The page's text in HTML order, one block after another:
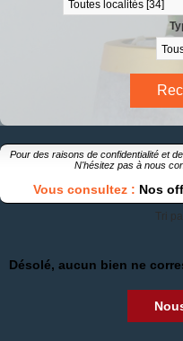
Pour des raisons de confidentialité et
N'hésitez pas à nous
Vous consultez : Nos
Tri
Désolé, aucun bien ne